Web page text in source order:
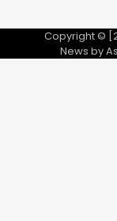
Copyright ©
News by